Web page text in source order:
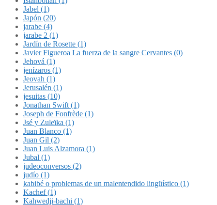
Jabel (1)
Japón (20)
jarabe (4)
jarabe 2 (1)
Jardín de Rosette (1)
Javier Figueroa La fuerza de la sangre Cervantes (0)
Jehová (1)
jenízaros (1)
Jeovah (1)
Jerusalén (1)
jesuitas (10)
Jonathan Swift (1)
Joseph de Fonfrède (1)
Jsé y Zuleïka (1)
Juan Blanco (1)
Juan Gil (2)
Juan Luis Alzamora (1)
Jubal (1)
judeoconversos (2)
judío (1)
kabibé o problemas de un malentendido lingüístico (1)
Kachef (1)
Kahwedji-bachi (1)